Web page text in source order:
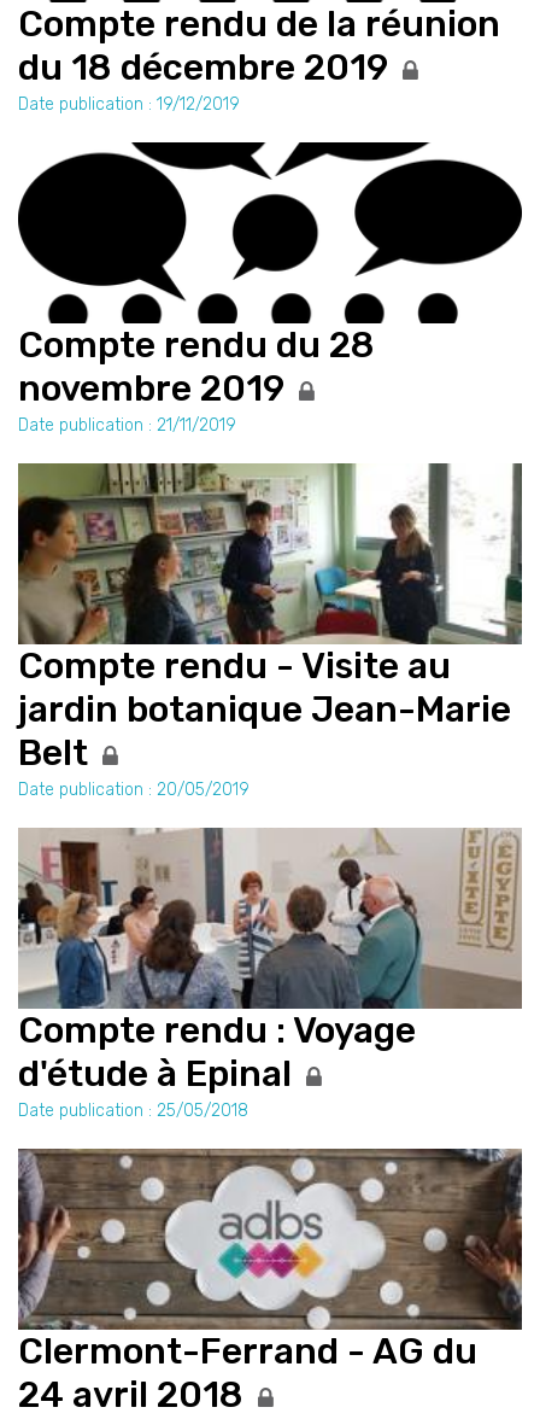
Compte rendu de la réunion
du 18 décembre 2019
Date publication : 19/12/2019
Compte rendu du 28
novembre 2019
Date publication : 21/11/2019
Compte rendu - Visite au
jardin botanique Jean-Marie
Belt
Date publication : 20/05/2019
Compte rendu : Voyage
d'étude à Epinal
Date publication : 25/05/2018
Clermont-Ferrand - AG du
24 avril 2018